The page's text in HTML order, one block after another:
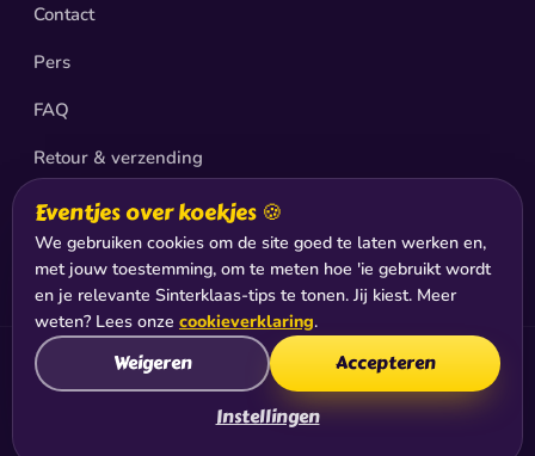
Contact
Pers
FAQ
Retour & verzending
Privacy
Sitemap
© 2026 De Club van Sinterklaas®, productie & exploitatie:
Jabadoo Holding B.V., Hilversum
KvK: 77442598 · BTW: NL8610.08.674.B01 ·
Eventjes over koekjes 🍪
We gebruiken cookies om de site goed te laten werken en,
met jouw toestemming, om te meten hoe 'ie gebruikt wordt
en je relevante Sinterklaas-tips te tonen. Jij kiest. Meer
weten? Lees onze cookieverklaring.
Instellingen
Weigeren Accepteren